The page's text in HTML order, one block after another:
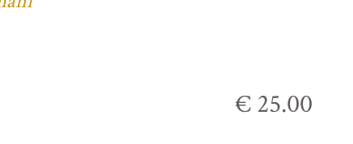
€ 25.00